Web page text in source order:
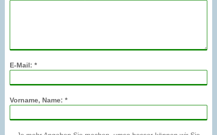
E-Mail: *
Vorname, Name: *